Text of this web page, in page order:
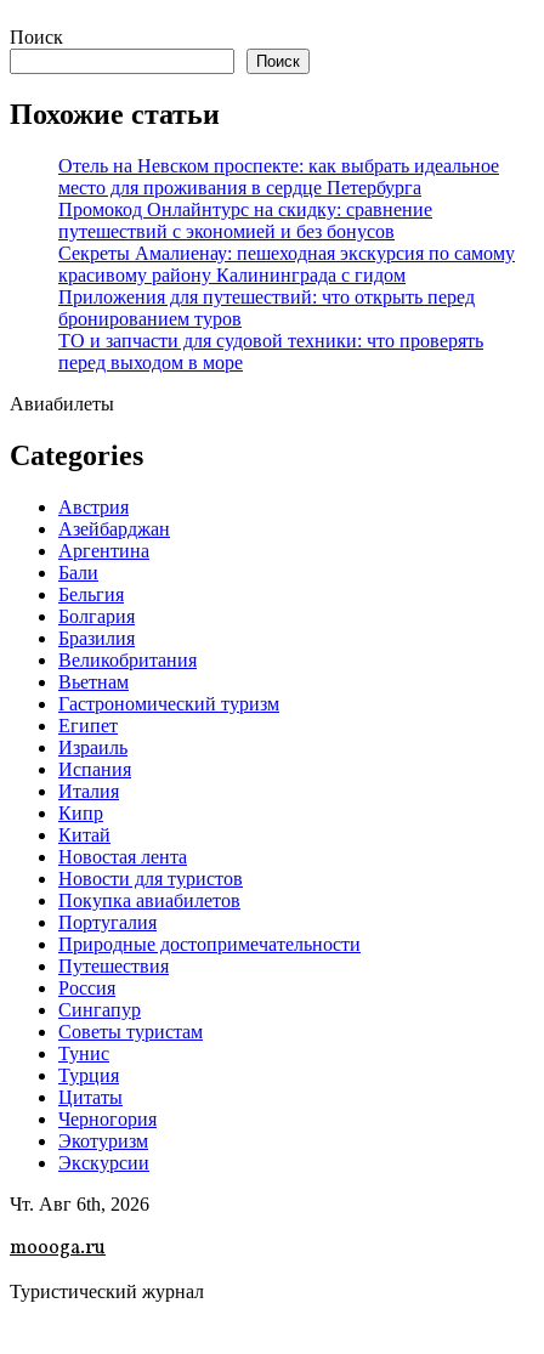
Перейти
содержимому
Поиск
Поиск
Похожие статьи
Отель на Невском проспекте: как выбрать идеальное
место для проживания в сердце Петербурга
Промокод Онлайнтурс на скидку: сравнение
путешествий с экономией и без бонусов
Секреты Амалиенау: пешеходная экскурсия по самому
красивому району Калининграда с гидом
Приложения для путешествий: что открыть перед
бронированием туров
ТО и запчасти для судовой техники: что проверять
перед выходом в море
Авиабилеты
Categories
Австрия
Азейбарджан
Аргентина
Бали
Бельгия
Болгария
Бразилия
Великобритания
Вьетнам
Гастрономический туризм
Египет
Израиль
Испания
Италия
Кипр
Китай
Новостая лента
Новости для туристов
Покупка авиабилетов
Португалия
Природные достопримечательности
Путешествия
Россия
Сингапур
Советы туристам
Тунис
Турция
Цитаты
Черногория
Экотуризм
Экскурсии
Чт. Авг 6th, 2026
moooga.ru
Туристический журнал